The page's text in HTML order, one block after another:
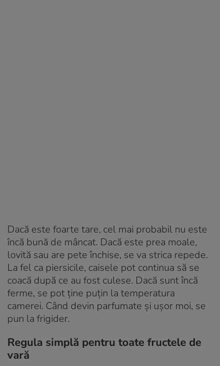
Dacă este foarte tare, cel mai probabil nu este
încă bună de mâncat. Dacă este prea moale,
lovită sau are pete închise, se va strica repede.
La fel ca piersicile, caisele pot continua să se
coacă după ce au fost culese. Dacă sunt încă
ferme, se pot ține puțin la temperatura
camerei. Când devin parfumate și ușor moi, se
pun la frigider.
Regula simplă pentru toate fructele de
vară